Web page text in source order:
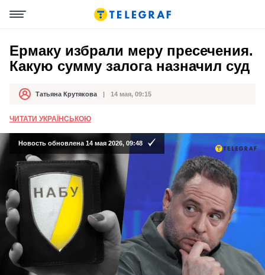
Ермаку избрали меру пресечения.
Какую сумму залога назначил суд
АвторТатьяна Крутякова
Дата публикации 14 мая, 09:15
ЧИТАТИ УКРАЇНСЬКОЮ
Новость обновлена 14 мая 2026, 09:48